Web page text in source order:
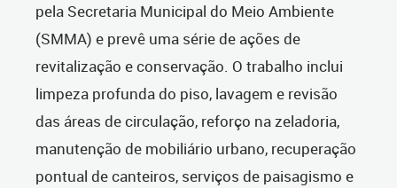
pela Secretaria Municipal do Meio Ambiente
(SMMA) e prevê uma série de ações de
revitalização e conservação. O trabalho inclui
limpeza profunda do piso, lavagem e revisão
das áreas de circulação, reforço na zeladoria,
manutenção de mobiliário urbano, recuperação
pontual de canteiros, serviços de paisagismo e